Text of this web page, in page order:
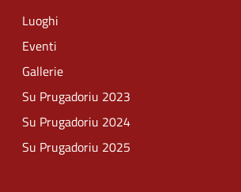
Luoghi
Eventi
Gallerie
Su Prugadoriu 2023
Su Prugadoriu 2024
Su Prugadoriu 2025